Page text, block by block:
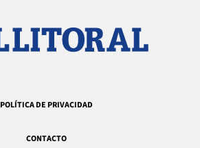
POLÍTICA DE PRIVACIDAD
CONTACTO